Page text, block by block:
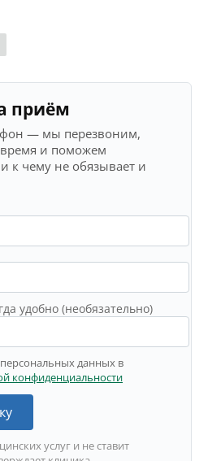
приём
— мы перезвоним,
и поможем
к чему не обязывает и
удобно (необязательно)
данных в
конфиденциальности
услуг и не ставит